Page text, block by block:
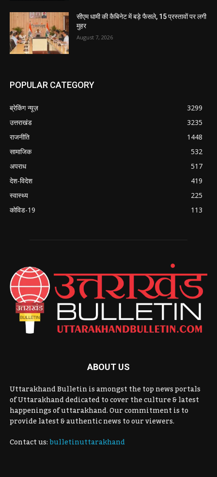
सीएम धामी की कैबिनेट में बड़े फैसले, 15 प्रस्तावों पर लगी
मुहर
August 7, 2026
POPULAR CATEGORY
ब्रेकिंग न्यूज़
3299
उत्तराखंड
3235
राजनीति
1448
सामाजिक
532
अपराध
517
देश-विदेश
419
स्वास्थ्य
225
कोविड-19
113
ABOUT US
Uttarakhand Bulletin is amongst the top news portals
of Uttarakhand dedicated to cover the culture & latest
happenings of uttarakhand. Our commitment is to
provide latest & authentic news to our viewers.
Contact us:bulletinuttarakhand